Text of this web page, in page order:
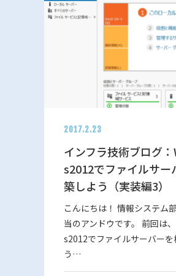
2017.2.23
インフラ技術ブログ
s2012でファイルサー
築しよう（実装編3）
こんにちは！ 情報システム
当のアンドウです。 前回は
s2012でファイルサーバーを
う…